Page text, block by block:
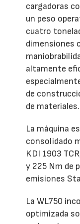
cargadoras
un peso
cuatro
dimensiones
altamente
de
de materiales.
La máquina
consolidado
KDI 1903
y 225 Nm de
emisiones
La WL750
optimizada